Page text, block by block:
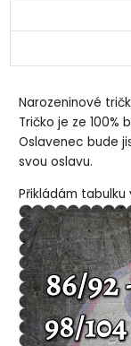
Narozeninové
Tričko je ze
Oslavenec bude
svou oslavu.
Přikládám